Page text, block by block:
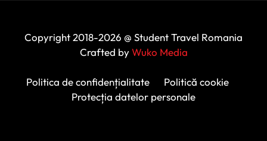
Copyright 2018-2026 @ Student Travel Romania
Crafted byWuko Media
Politica de confidențialitate
Politică cookie
Protecția datelor personale